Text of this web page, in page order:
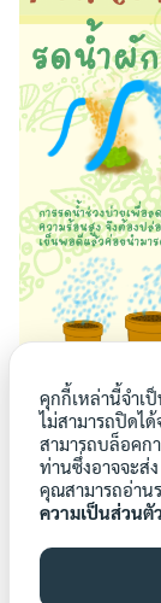
Search
for:
คุกกี้เหล่านี้จำเ
ไม่สามารถปิดไ
สามารถบล็อคก
ท่านซึ่งอาจจะส่
คุณสามารถอ่าน
ความเป็นส่วนตัว